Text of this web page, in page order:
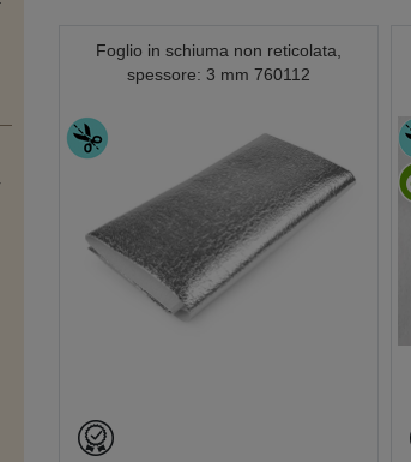
Foglio in schiuma non reticolata,
spessore: 3 mm 760112